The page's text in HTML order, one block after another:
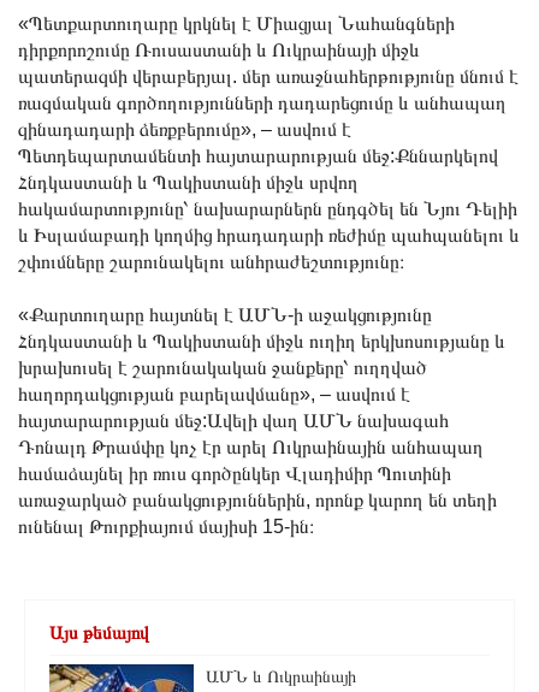
«Պետքարտուղարը կրկնել է Միացյալ Նահանգների
դիրքորոշումը Ռուսաստանի և Ուկրաինայի միջև
պատերազմի վերաբերյալ. մեր առաջնահերթությունը մնում է
ռազմական գործողությունների դադարեցումը և անհապաղ
զինադադարի ձեռքբերումը», – ասվում է
Պետդեպարտամենտի հայտարարության մեջ:Քննարկելով
Հնդկաստանի և Պակիստանի միջև սրվող
հակամարտությունը՝ նախարարներն ընդգծել են Նյու Դելիի
և Իսլամաբադի կողմից հրադադարի ռեժիմը պահպանելու և
շփումները շարունակելու անհրաժեշտությունը։
«Քարտուղարը հայտնել է ԱՄՆ-ի աջակցությունը
Հնդկաստանի և Պակիստանի միջև ուղիղ երկխոսությանը և
խրախուսել է շարունակական ջանքերը՝ ուղղված
հաղորդակցության բարելավմանը», – ասվում է
հայտարարության մեջ:Ավելի վաղ ԱՄՆ նախագահ
Դոնալդ Թրամփը կոչ էր արել Ուկրաինային անհապաղ
համաձայնել իր ռուս գործընկեր Վլադիմիր Պուտինի
առաջարկած բանակցություններին, որոնք կարող են տեղի
ունենալ Թուրքիայում մայիսի 15-ին։
Այս թեմայով
ԱՄՆ և Ուկրաինայի